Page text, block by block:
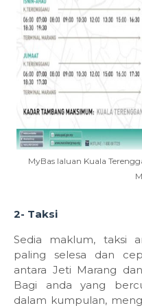
MyBas laluan Kuala
2- Taksi
Sedia maklum, taksi
paling selesa dan
antara Jeti Marang
Bagi anda yang
dalam kumpulan,